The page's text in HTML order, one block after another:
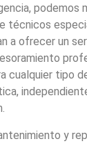
podemos
técnicos
a ofrecer un
cualquier tipo
y